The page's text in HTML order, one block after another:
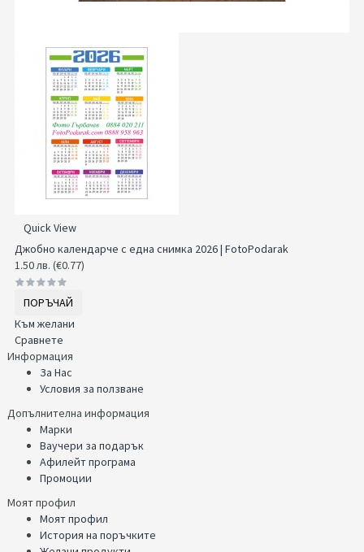
Quick View
Джобно календарче с една снимка 2026 | FotoPodarak
1.50 лв. (€0.77)
ПОРЪЧАЙ
Към желани
Сравнете
Информация
За Нас
Условия за ползване
Допълнителна информация
Марки
Ваучери за подарък
Афилейт програма
Промоции
Моят профил
Моят профил
История на поръчките